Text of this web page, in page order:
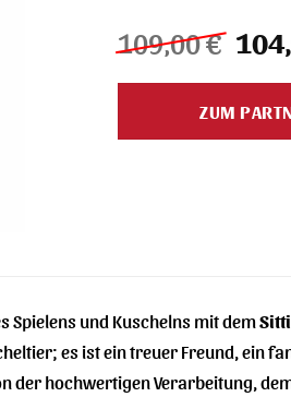
109,00€
Preis
ZUM
Spielens und Kuschelns mit dem
es ist ein treuer Freund, ein
der hochwertigen Verarbeitung,